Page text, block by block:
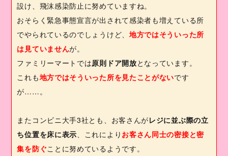
設け、飛沫感染防止に努めていますね。
おそらく緊急事態宣言が出されて感染者も増えている所
でやられているのでしょうけど、 地方ではそういった所
は見ていませんが。
ファミリーマートでは原則ドア開放となっています。
これも地方ではそういった所を見たことがないです
が……。
またコンビニ大手3社とも、お客さんがレジに並ぶ際の立
ち位置を床に表示、これにより お客さん同士の密接と密
集を防ぐことに努めているようです。